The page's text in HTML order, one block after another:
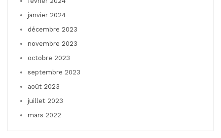
janvier 2024
décembre 2023
novembre 2023
octobre 2023
septembre 2023
août 2023
juillet 2023
mars 2022